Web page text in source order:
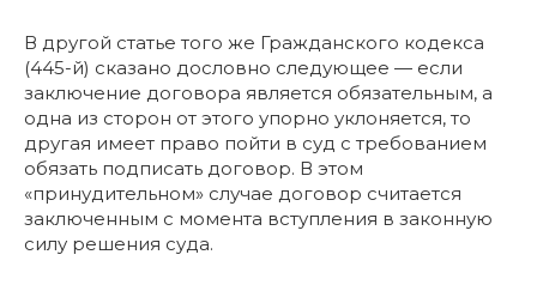
В другой статье того же Гражданского кодекса
(445-й) сказано дословно следующее — если
заключение договора является обязательным, а
одна из сторон от этого упорно уклоняется, то
другая имеет право пойти в суд с требованием
обязать подписать договор. В этом
«принудительном» случае договор считается
заключенным с момента вступления в законную
силу решения суда.